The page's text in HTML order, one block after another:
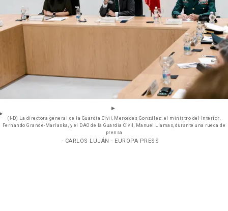
(I-D) La directora general de la Guardia Civil, Mercedes González; el ministro del Interior,
Fernando Grande-Marlaska, y el DAO de la Guardia Civil, Manuel Llamas, durante una rueda de
prensa
- CARLOS LUJÁN - EUROPA PRESS